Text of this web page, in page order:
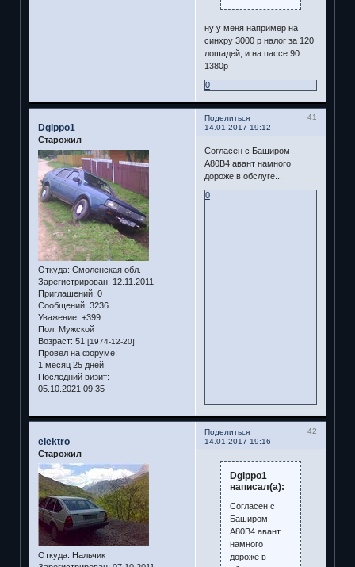
ну у меня например на
синхру 3000 р налог за 120
лошадей, и на пассе 90
1380р
0
Поделиться
41
14.01.2017 19:12
Dgippo1
Старожил
Откуда: Смоленская обл.
Зарегистрирован: 12.11.2011
Приглашений: 0
Сообщений: 3236
Уважение: +399
Пол: Мужской
Возраст: 51 [1974-12-20]
Провел на форуме:
1 месяц 25 дней
Последний визит:
05.10.2021 09:35
Согласен с Баширом
А80В4 авант намного
дороже в обслуге...
0
Поделиться
42
14.01.2017 19:16
elektro
Старожил
Откуда: Нальчик
Dgippo1
написал(а):
Согласен с
Баширом
А80В4 авант
намного
дороже в